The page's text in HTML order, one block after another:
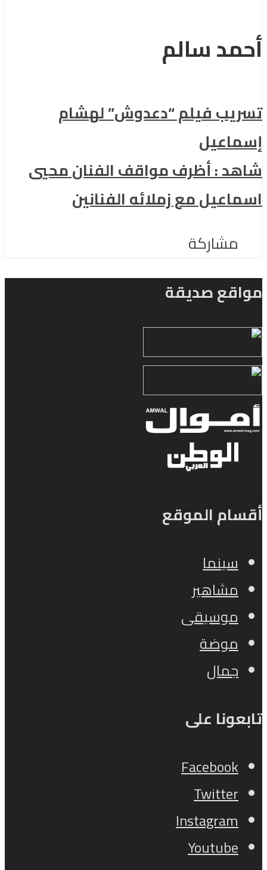
أحمد سالم
تسريب فيلم “دعدوش” لهشام
إسماعيل
شاهد : أظرف مواقف الفنان محيي
اسماعيل مع زملائه الفنانين
مشاركة
مواقع صديقة
أقسام الموقع
سينما
مشاهير
موسيقى
موضة
جمال
تابعونا على
Facebook
Twitter
Instagram
Youtube